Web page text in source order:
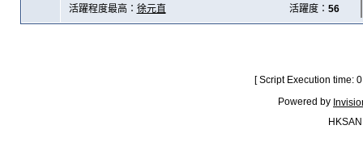
活躍程度最高： 徐元直 活躍度： 56
[ Script Execution time:
Powered by